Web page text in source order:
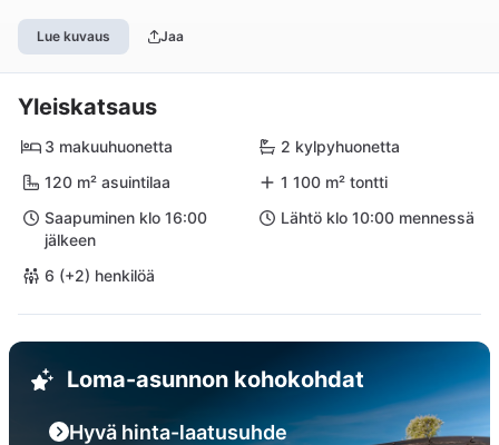
Lue kuvaus Jaa
Yleiskatsaus
3 makuuhuonetta
2 kylpyhuonetta
120 m² asuintilaa
1 100 m² tontti
Saapuminen klo 16:00
jälkeen
Lähtö klo 10:00 mennessä
6 (+2) henkilöä
Loma-asunnon kohokohdat
Hyvä hinta-laatusuhde